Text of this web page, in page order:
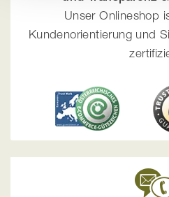
Unser Onlineshop
Kundenorientierung und